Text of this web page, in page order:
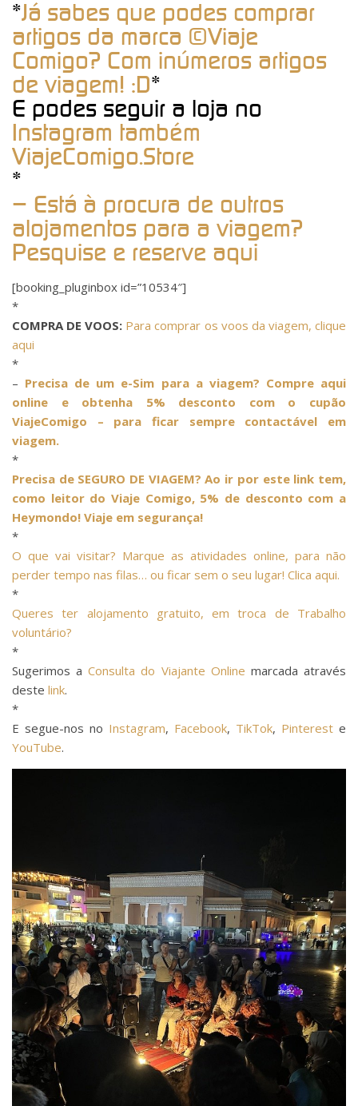
*Já sabes que podes comprar
artigos da marca ©Viaje
Comigo? Com inúmeros artigos
de viagem! :D*
E podes seguir a loja no
Instagram também
ViajeComigo.Store
*
– Está à procura de outros
alojamentos para a viagem?
Pesquise e reserve aqui
[booking_pluginbox id=”10534″]
*
COMPRA DE VOOS: Para comprar os voos da viagem, clique
aqui
*
– Precisa de um e-Sim para a viagem? Compre aqui
online e obtenha 5% desconto com o cupão
ViajeComigo – para ficar sempre contactável em
viagem.
*
Precisa de SEGURO DE VIAGEM? Ao ir por este link tem,
como leitor do Viaje Comigo, 5% de desconto com a
Heymondo! Viaje em segurança!
*
O que vai visitar? Marque as atividades online, para não
perder tempo nas filas… ou ficar sem o seu lugar! Clica aqui.
*
Queres ter alojamento gratuito, em troca de Trabalho
voluntário?
*
Sugerimos aConsulta do Viajante Online marcada através
deste link.
*
E segue-nos no Instagram, Facebook, TikTok, Pinterest e
YouTube.